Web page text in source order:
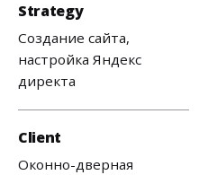
Strategy
Создание сайта,
настройка Яндекс
директа
Client
Оконно-дверная